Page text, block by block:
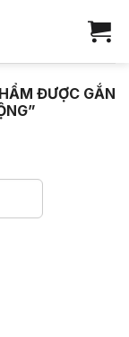
ĐƯỢC GẮN